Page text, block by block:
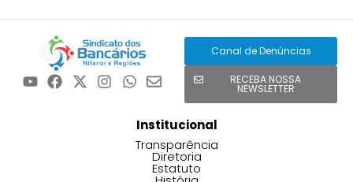
Canal de Denúncias
RECEBA NOSSA
NEWSLETTER
Institucional
Transparência
Diretoria
Estatuto